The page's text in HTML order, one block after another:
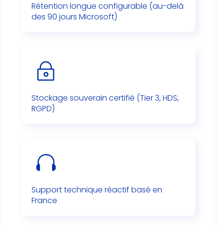
Rétention longue configurable (au-delà
des 90 jours Microsoft)
~
Stockage souverain certifié (Tier 3, HDS,
RGPD)

Support technique réactif basé en
France